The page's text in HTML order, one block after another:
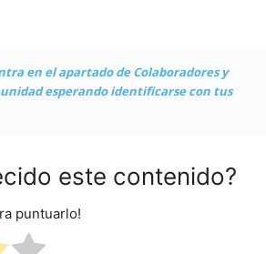
en el apartado de Colaboradores y
esperando identificarse con tus
este contenido?
puntuarlo!